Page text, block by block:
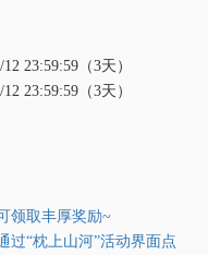
23:59:59（3天）
23:59:59（3天）
领取丰厚奖励~
过“枕上山河”活动界面点